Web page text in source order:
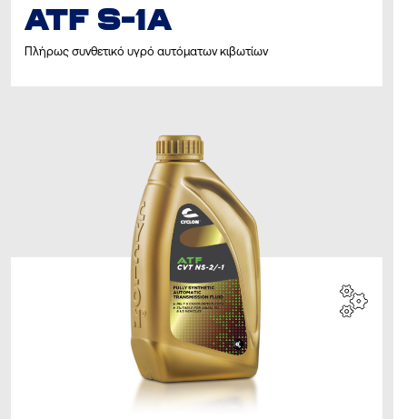
ATF S-1A
Πλήρως συνθετικό υγρό αυτόματων κιβωτίων